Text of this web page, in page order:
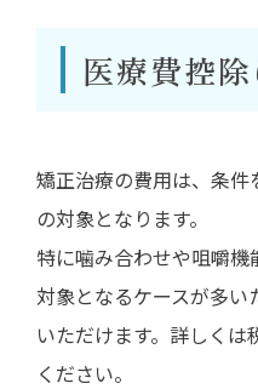
医療費控
矯正治療の費用は、条件
の対象となります。
特に噛み合わせや咀嚼
対象となるケースが多
いただけます。詳しく
ください。